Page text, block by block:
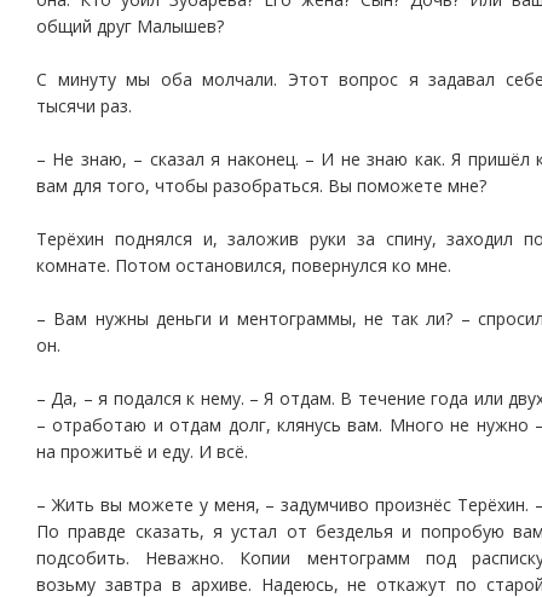
общий друг Малышев?
С минуту мы оба молчали. Этот вопрос я задавал
тысячи раз.
– Не знаю, – сказал я наконец. – И не знаю как. Я пришёл
вам для того, чтобы разобраться. Вы поможете мне?
Терёхин поднялся и, заложив руки за спину, заходил
комнате. Потом остановился, повернулся ко мне.
– Вам нужны деньги и ментограммы, не так ли? –
он.
– Да, – я подался к нему. – Я отдам. В течение года или
– отработаю и отдам долг, клянусь вам. Много не нужно
на прожитьё и еду. И всё.
– Жить вы можете у меня, – задумчиво произнёс Терёхин.
По правде сказать, я устал от безделья и попробую
подсобить. Неважно. Копии ментограмм под
возьму завтра в архиве. Надеюсь, не откажут по